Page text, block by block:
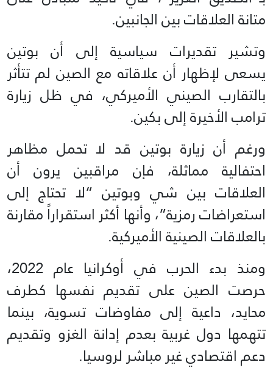
متانة العلاقات بين الجانبين.
وتشير تقديرات سياسية إلى أن بوتين
يسعى لإظهار أن علاقاته مع الصين لم تتأثر
بالتقارب الصيني الأميركي، في ظل زيارة
ترامب الأخيرة إلى بكين.
ورغم أن زيارة بوتين قد لا تحمل مظاهر
احتفالية مماثلة، فإن مراقبين يرون أن
العلاقات بين شي وبوتين “لا تحتاج إلى
استعراضات رمزية”، وأنها أكثر استقراراً مقارنة
بالعلاقات الصينية الأميركية.
ومنذ بدء الحرب في أوكرانيا عام 2022،
حرصت الصين على تقديم نفسها كطرف
محايد، داعية إلى مفاوضات تسوية، بينما
تتهمها دول غربية بعدم إدانة الغزو وتقديم
دعم اقتصادي غير مباشر لروسيا.